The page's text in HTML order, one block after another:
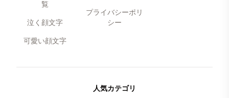
覧
泣く顔文字
可愛い顔文字
プライバシーポリ
シー
人気カテゴリ